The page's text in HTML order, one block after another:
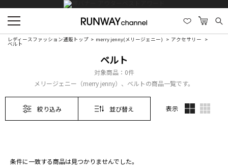
レディースファッション通販トップ merry jenny(メリージェニー) アクセサリー
ベルト
ベルト
対象商品： 0件
メリージェニー（merry jenny）、ベルトの商品一覧です。
絞り込み 並び替え 表示
条件に一致する商品は見つかりませんでした。